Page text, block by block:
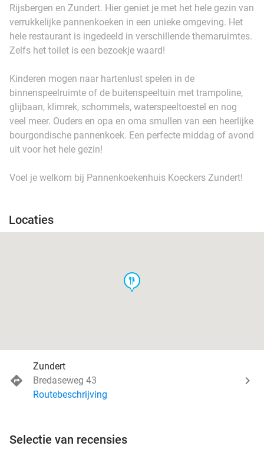
Rijsbergen en Zundert. Hier geniet je met het hele gezin van
verrukkelijke pannenkoeken in een unieke omgeving. Het
hele restaurant is ingedeeld in verschillende themaruimtes.
Zelfs het toilet is een bezoekje waard!
Kinderen mogen naar hartenlust spelen in de
binnenspeelruimte of de buitenspeeltuin met trampoline,
glijbaan, klimrek, schommels, waterspeeltoestel en nog
veel meer. Ouders en opa en oma smullen van een heerlijke
bourgondische pannenkoek. Een perfecte middag of avond
uit voor het hele gezin!
Voel je welkom bij Pannenkoekenhuis Koeckers Zundert!
Locaties
food
Zundert
Bredaseweg 43
Routebeschrijving
Selectie van recensies